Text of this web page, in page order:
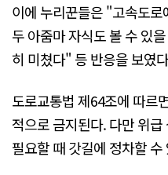
이에 누리꾼들은 "고속도
두 아줌마 자식도 볼 수 있
히 미쳤다" 등 반응을 보였
도로교통법 제64조에 따르
적으로 금지된다. 다만 위
필요할 때 갓길에 정차할 수